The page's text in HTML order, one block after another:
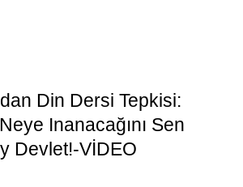
Din Dersi Tepkisi:
Inanacağını Sen
Devlet!-VİDEO